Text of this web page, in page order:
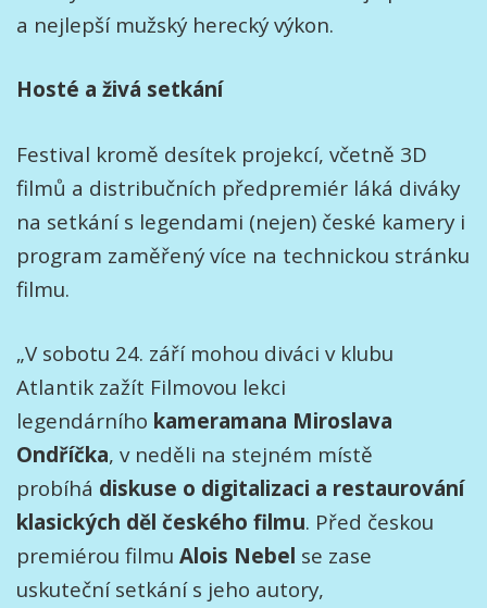
a nejlepší mužský herecký výkon.
Hosté a živá setkání
Festival kromě desítek projekcí, včetně 3D
filmů a distribučních předpremiér láká diváky
na setkání s legendami (nejen) české kamery i
program zaměřený více na technickou stránku
filmu.
„V sobotu 24. září mohou diváci v klubu
Atlantik zažít Filmovou lekci
legendárního kameramana Miroslava
Ondříčka, v neděli na stejném místě
probíhá diskuse o digitalizaci a restaurování
klasických děl českého filmu. Před českou
premiérou filmu Alois Nebel se zase
uskuteční setkání s jeho autory,